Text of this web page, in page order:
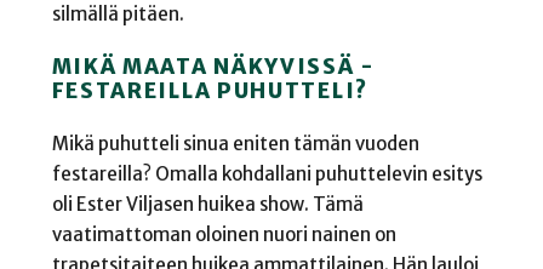
silmällä pitäen.
MIKÄ MAATA NÄKYVISSÄ -
FESTAREILLA PUHUTTELI?
Mikä puhutteli sinua eniten tämän vuoden
festareilla? Omalla kohdallani puhuttelevin esitys
oli Ester Viljasen huikea show. Tämä
vaatimattoman oloinen nuori nainen on